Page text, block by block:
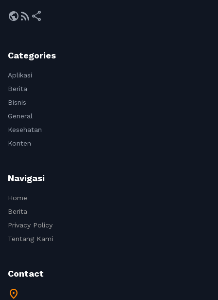
publicrss_feed share
Categories
Aplikasi
Berita
Bisnis
General
Kesehatan
Konten
Navigasi
Home
Berita
Privacy Policy
Tentang Kami
Contact
location_on